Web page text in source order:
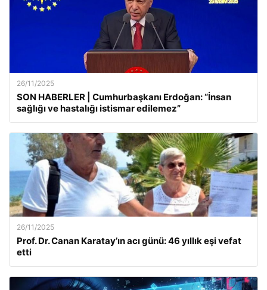
26/11/2025
SON HABERLER | Cumhurbaşkanı Erdoğan: “İnsan
sağlığı ve hastalığı istismar edilemez”
26/11/2025
Prof. Dr. Canan Karatay’ın acı günü: 46 yıllık eşi vefat
etti